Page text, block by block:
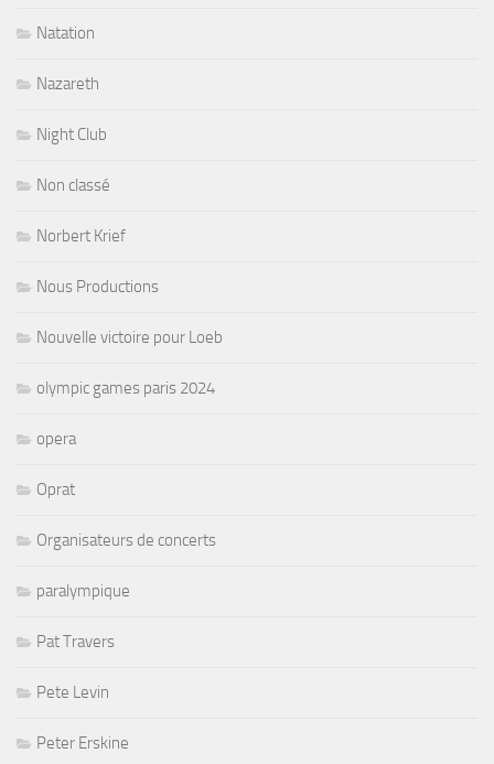
Natation
Nazareth
Night Club
Non classé
Norbert Krief
Nous Productions
Nouvelle victoire pour Loeb
olympic games paris 2024
opera
Oprat
Organisateurs de concerts
paralympique
Pat Travers
Pete Levin
Peter Erskine